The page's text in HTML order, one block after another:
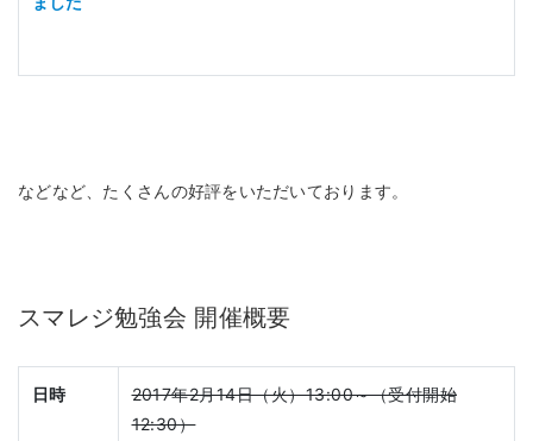
などなど、たくさんの好評をいただいております。
スマレジ勉強会 開催概要
日時
2017年2月14日（火）13:00～（受付開始
12:30）